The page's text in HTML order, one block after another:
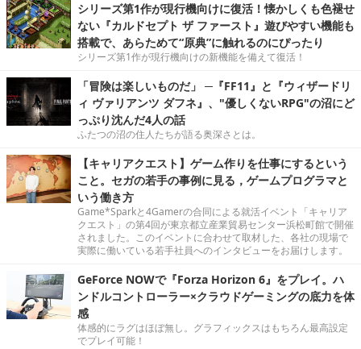
シリーズ第1作が現行機向けに復活！懐かしくも色褪せ
ない『カルドセプト ザ ファースト』遊びやすい機能も
搭載で、あらためて“原典”に触れるのにぴったり
シリーズ第1作が現行機向けの新機能を備えて復活！
「冒険は楽しいものだ」 ─『FF11』と『ウィザードリ
ィ ヴァリアンツ ダフネ』、"優しくないRPG"の沼にど
っぷり沈んだ4人の話
ふたつの沼の住人たちが語る奥深さとは。
【キャリアクエスト】ゲーム作りを仕事にするという
こと。セガの若手の事例に見る，ゲームプログラマと
いう働き方
Game*Sparkと4Gamerの合同による就活イベント「キャリア
クエスト」の第4回が東京都立産業貿易センター浜松町館で開催
されました。このイベントに合わせて取材した、各社の現場で
実際に働いている若手社員へのインタビューをお届けします。
GeForce NOWで『Forza Horizon 6』をプレイ。ハ
ンドルコントローラー×クラウドゲーミングの底力を体
感
体感的にラグはほぼ無し。グラフィックスはもちろん最高設定
でプレイ可能！